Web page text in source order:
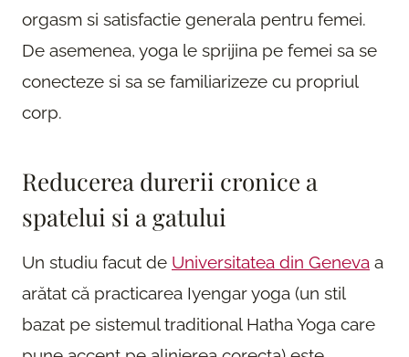
orgasm si satisfactie generala pentru femei.
De asemenea, yoga le sprijina pe femei sa se
conecteze si sa se familiarizeze cu propriul
corp.
Reducerea durerii cronice a
spatelui si a gatului
Un studiu facut de Universitatea din Geneva a
arătat că practicarea Iyengar yoga (un stil
bazat pe sistemul traditional Hatha Yoga care